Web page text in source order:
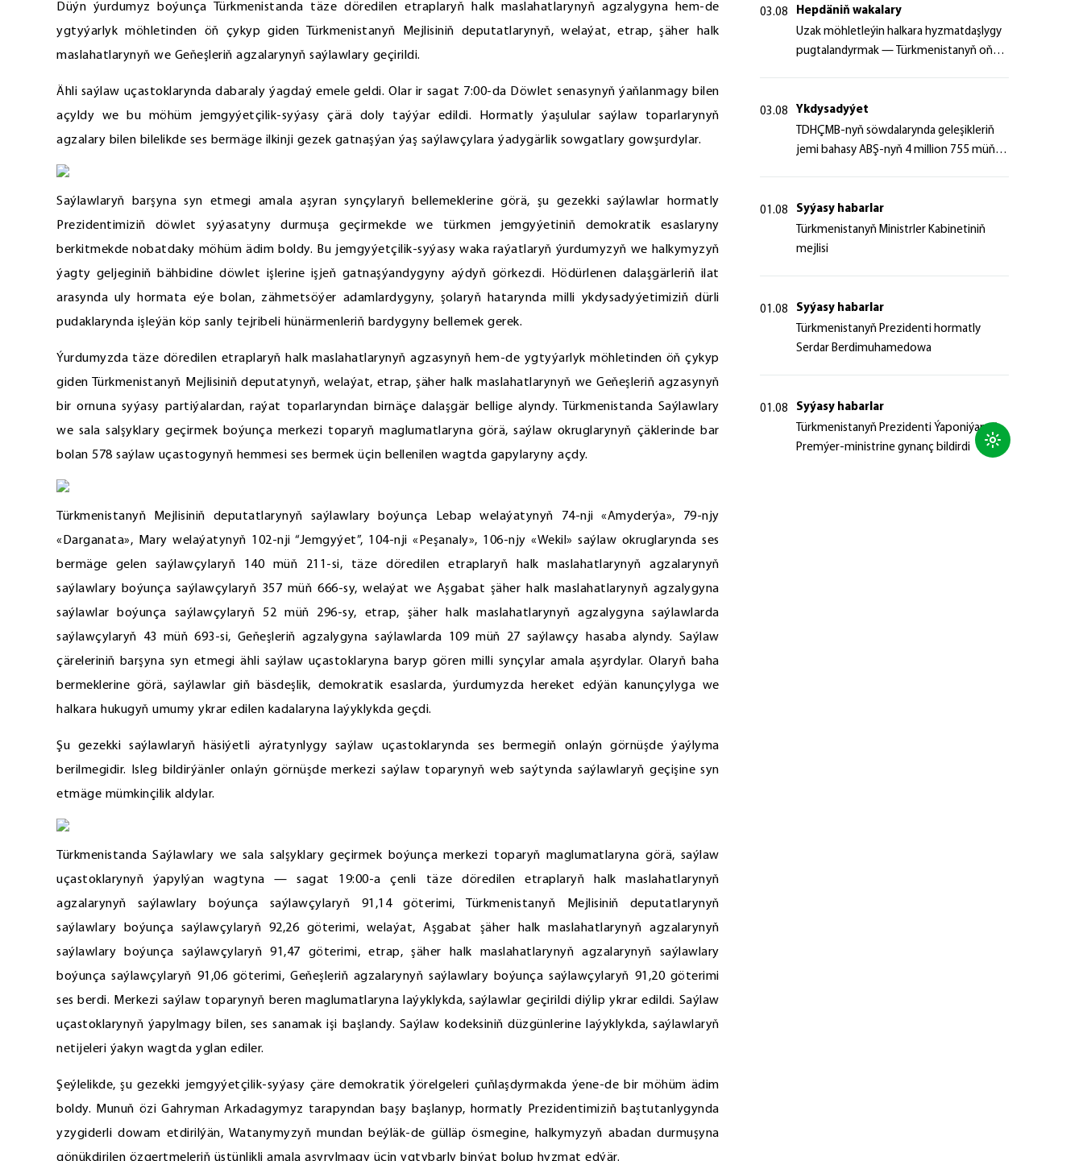
Düýn ýurdumyz boýunça Türkmenistanda täze döredilen etraplaryň halk maslahatlarynyň agzalygyna hem-de
ygtyýarlyk möhletinden öň çykyp giden Türkmenistanyň Mejlisiniň deputatlarynyň, welaýat, etrap, şäher halk
maslahatlarynyň we Geňeşleriň agzalarynyň saýlawlary geçirildi.
Ähli saýlaw uçastoklarynda dabaraly ýagdaý emele geldi. Olar ir sagat 7:00-da Döwlet senasynyň ýaňlanmagy bilen
açyldy we bu möhüm jemgyýetçilik-syýasy çärä doly taýýar edildi. Hormatly ýaşulular saýlaw toparlarynyň
agzalary bilen bilelikde ses bermäge ilkinji gezek gatnaşýan ýaş saýlawçylara ýadygärlik sowgatlary gowşurdylar.
Saýlawlaryň barşyna syn etmegi amala aşyran synçylaryň bellemeklerine görä, şu gezekki saýlawlar hormatly
Prezidentimiziň döwlet syýasatyny durmuşa geçirmekde we türkmen jemgyýetiniň demokratik esaslaryny
berkitmekde nobatdaky möhüm ädim boldy. Bu jemgyýetçilik-syýasy waka raýatlaryň ýurdumyzyň we halkymyzyň
ýagty geljeginiň bähbidine döwlet işlerine işjeň gatnaşýandygyny aýdyň görkezdi. Hödürlenen dalaşgärleriň ilat
arasynda uly hormata eýe bolan, zähmetsöýer adamlardygyny, şolaryň hatarynda milli ykdysadyýetimiziň dürli
pudaklarynda işleýän köp sanly tejribeli hünärmenleriň bardygyny bellemek gerek.
Ýurdumyzda täze döredilen etraplaryň halk maslahatlarynyň agzasynyň hem-de ygtyýarlyk möhletinden öň çykyp
giden Türkmenistanyň Mejlisiniň deputatynyň, welaýat, etrap, şäher halk maslahatlarynyň we Geňeşleriň agzasynyň
bir ornuna syýasy partiýalardan, raýat toparlaryndan birnäçe dalaşgär bellige alyndy. Türkmenistanda Saýlawlary
we sala salşyklary geçirmek boýunça merkezi toparyň maglumatlaryna görä, saýlaw okruglarynyň çäklerinde bar
bolan 578 saýlaw uçastogynyň hemmesi ses bermek üçin bellenilen wagtda gapylaryny açdy.
Türkmenistanyň Mejlisiniň deputatlarynyň saýlawlary boýunça Lebap welaýatynyň 74-nji «Amyderýa», 79-njy
«Darganata», Mary welaýatynyň 102-nji “Jemgyýet”, 104-nji «Peşanaly», 106-njy «Wekil» saýlaw okruglarynda ses
bermäge gelen saýlawçylaryň 140 müň 211-si, täze döredilen etraplaryň halk maslahatlarynyň agzalarynyň
saýlawlary boýunça saýlawçylaryň 357 müň 666-sy, welaýat we Aşgabat şäher halk maslahatlarynyň agzalygyna
saýlawlar boýunça saýlawçylaryň 52 müň 296-sy, etrap, şäher halk maslahatlarynyň agzalygyna saýlawlarda
saýlawçylaryň 43 müň 693-si, Geňeşleriň agzalygyna saýlawlarda 109 müň 27 saýlawçy hasaba alyndy. Saýlaw
çäreleriniň barşyna syn etmegi ähli saýlaw uçastoklaryna baryp gören milli synçylar amala aşyrdylar. Olaryň baha
bermeklerine görä, saýlawlar giň bäsdeşlik, demokratik esaslarda, ýurdumyzda hereket edýän kanunçylyga we
halkara hukugyň umumy ykrar edilen kadalaryna laýyklykda geçdi.
Şu gezekki saýlawlaryň häsiýetli aýratynlygy saýlaw uçastoklarynda ses bermegiň onlaýn görnüşde ýaýlyma
berilmegidir. Isleg bildirýänler onlaýn görnüşde merkezi saýlaw toparynyň web saýtynda saýlawlaryň geçişine syn
etmäge mümkinçilik aldylar.
Türkmenistanda Saýlawlary we sala salşyklary geçirmek boýunça merkezi toparyň maglumatlaryna görä, saýlaw
uçastoklarynyň ýapylýan wagtyna — sagat 19:00-a çenli täze döredilen etraplaryň halk maslahatlarynyň
agzalarynyň saýlawlary boýunça saýlawçylaryň 91,14 göterimi, Türkmenistanyň Mejlisiniň deputatlarynyň
saýlawlary boýunça saýlawçylaryň 92,26 göterimi, welaýat, Aşgabat şäher halk maslahatlarynyň agzalarynyň
saýlawlary boýunça saýlawçylaryň 91,47 göterimi, etrap, şäher halk maslahatlarynyň agzalarynyň saýlawlary
boýunça saýlawçylaryň 91,06 göterimi, Geňeşleriň agzalarynyň saýlawlary boýunça saýlawçylaryň 91,20 göterimi
ses berdi. Merkezi saýlaw toparynyň beren maglumatlaryna laýyklykda, saýlawlar geçirildi diýlip ykrar edildi. Saýlaw
uçastoklarynyň ýapylmagy bilen, ses sanamak işi başlandy. Saýlaw kodeksiniň düzgünlerine laýyklykda, saýlawlaryň
netijeleri ýakyn wagtda yglan ediler.
Şeýlelikde, şu gezekki jemgyýetçilik-syýasy çäre demokratik ýörelgeleri çuňlaşdyrmakda ýene-de bir möhüm ädim
boldy. Munuň özi Gahryman Arkadagymyz tarapyndan başy başlanyp, hormatly Prezidentimiziň baştutanlygynda
yzygiderli dowam etdirilýän, Watanymyzyň mundan beýläk-de gülläp ösmegine, halkymyzyň abadan durmuşyna
gönükdirilen özgertmeleriň üstünlikli amala aşyrylmagy üçin ygtybarly binýat bolup hyzmat edýär.
03.08
Hepdäniň wakalary
Uzak möhletleýin halkara hyzmatdaşlygy
pugtalandyrmak — Türkmenistanyň oňyn
03.08
Ykdysadyýet
TDHÇMB-nyň söwdalarynda geleşikleriň
jemi bahasy ABŞ-nyň 4 million 755 müň
01.08
Syýasy habarlar
Türkmenistanyň Ministrler Kabinetiniň
mejlisi
01.08
Syýasy habarlar
Türkmenistanyň Prezidenti hormatly
Serdar Berdimuhamedowa
01.08
Syýasy habarlar
Türkmenistanyň Prezidenti Ýaponiýanyň
Premýer-ministrine gynanç bildirdi